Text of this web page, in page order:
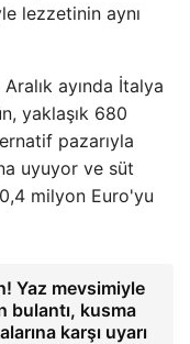
lezzetinin aynı
ayında İtalya
yaklaşık 680
pazarıyla
uyuyor ve süt
milyon Euro'yu
Yaz mevsimiyle
bulantı, kusma
karşı uyarı